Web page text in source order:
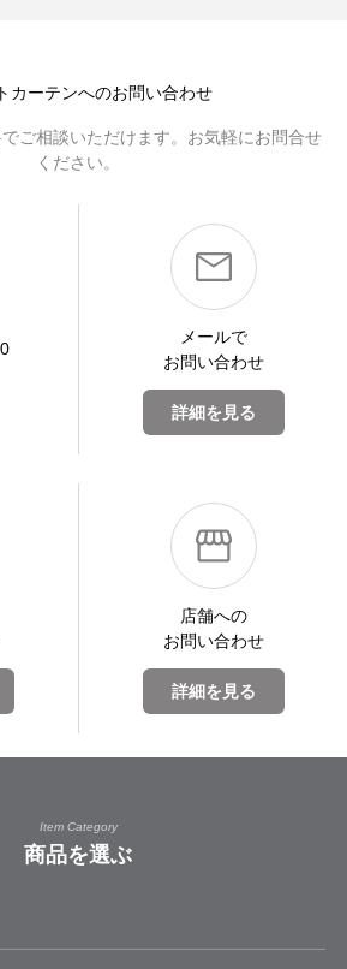
カーテンへのお問い合わせ
ご相談いただけます。お気軽にお問合せ
ください。
メールで
お問い合わせ
詳細を見る
店舗への
お問い合わせ
詳細を見る
Item Category
商品を選ぶ